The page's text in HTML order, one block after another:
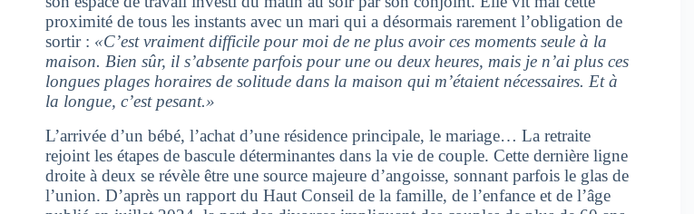
proximité de tous les instants avec un mari qui a désormais rarement l’obligation de
sortir : «C’est vraiment difficile pour moi de ne plus avoir ces moments seule à la
maison. Bien sûr, il s’absente parfois pour une ou deux heures, mais je n’ai plus ces
longues plages horaires de solitude dans la maison qui m’étaient nécessaires. Et à
la longue, c’est pesant.»
L’arrivée d’un bébé, l’achat d’une résidence principale, le mariage… La retraite
rejoint les étapes de bascule déterminantes dans la vie de couple. Cette dernière ligne
droite à deux se révèle être une source majeure d’angoisse, sonnant parfois le glas de
l’union. D’après un rapport du Haut Conseil de la famille, de l’enfance et de l’âge